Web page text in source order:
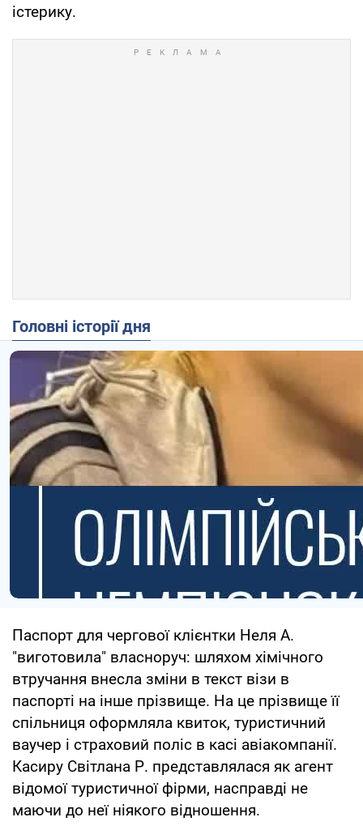
істерику.
Головні історії дня
Паспорт для чергової клієнтки Неля А.
"виготовила" власноруч: шляхом хімічного
втручання внесла зміни в текст візи в
паспорті на інше прізвище. На це прізвище її
спільниця оформляла квиток, туристичний
ваучер і страховий поліс в касі авіакомпанії.
Касиру Світлана Р. представлялася як агент
відомої туристичної фірми, насправді не
маючи до неї ніякого відношення.